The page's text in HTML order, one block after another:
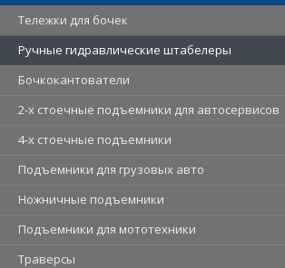
Тележки для бочек
Ручные гидравлические штабелеры
Бочкокантователи
2-х стоечные подъемники для автосервисов
4-х стоечные подъемники
Подъемники для грузовых авто
Ножничные подъемники
Подъемники для мототехники
Траверсы